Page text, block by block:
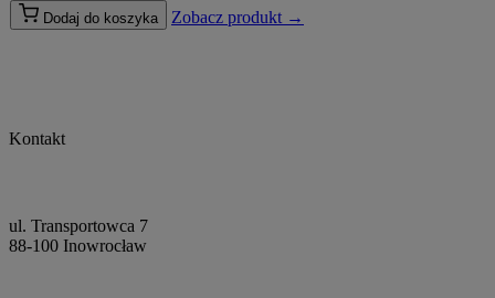
Dodaj do koszyka Zobacz produkt →
Kontakt
ul. Transportowca 7
88-100 Inowrocław